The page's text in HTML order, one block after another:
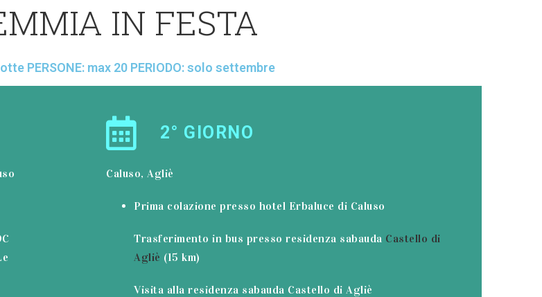
IN FESTA
PERSONE: max 20 PERIODO: solo settembre
2° GIORNO
Caluso, Agliè
Prima colazione presso hotel Erbaluce di Caluso
Trasferimento in bus presso residenza sabauda Castello di
Agliè (15 km)
Visita alla residenza sabauda Castello di Agliè